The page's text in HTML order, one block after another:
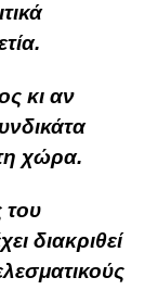
κι αν
χώρα.
διακριθεί